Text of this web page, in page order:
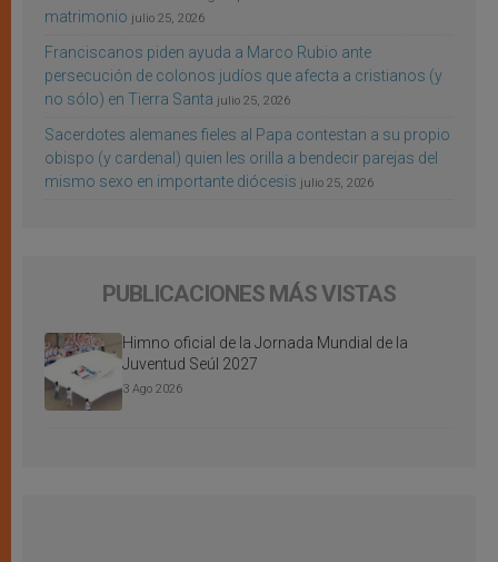
matrimonio julio 25, 2026
Franciscanos piden ayuda a Marco Rubio ante
persecución de colonos judíos que afecta a cristianos (y
no sólo) en Tierra Santa julio 25, 2026
Sacerdotes alemanes fieles al Papa contestan a su propio
obispo (y cardenal) quien les orilla a bendecir parejas del
mismo sexo en importante diócesis julio 25, 2026
PUBLICACIONES MÁS VISTAS
Himno oficial de la Jornada Mundial de la
Juventud Seúl 2027
3 Ago 2026